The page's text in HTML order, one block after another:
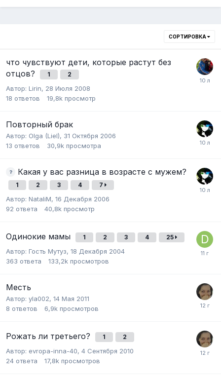
СОРТИРОВКА
что чувствуют дети, которые растут без
отцов?
1 2
Автор: Lirin, 28 Июля 2008
18 ответов 19,8k просмотр
Повторный брак
Автор: Olga (Liel), 31 Октября 2006
13 ответов 30,9k просмотра
Какая у вас разница в возрасте с мужем?
1 2 3 4 7
Автор: NataliM, 16 Декабря 2006
92 ответа 40,8k просмотр
Одинокие мамы 1 2 3 4 25
Автор: Гость Мутуз, 18 Декабря 2004
363 ответа 133,2k просмотров
Месть
Автор: yla002, 14 Мая 2011
8 ответов 6,9k просмотров
Рожать ли третьего? 1 2
Автор: evropa-inna-40, 4 Сентября 2010
24 ответа 17,8k просмотров